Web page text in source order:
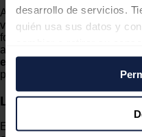
desarrollo de servicios.
quién usa sus datos y
momento desde la
el Menú de
Si lo permite, también
Recopilar
Ambas empresas han
venta del equipo capaz de
fotovoltaica a través de una
algoritmo con inteligencia
energético
personalizada.
Las baterías de
Este equipo, según